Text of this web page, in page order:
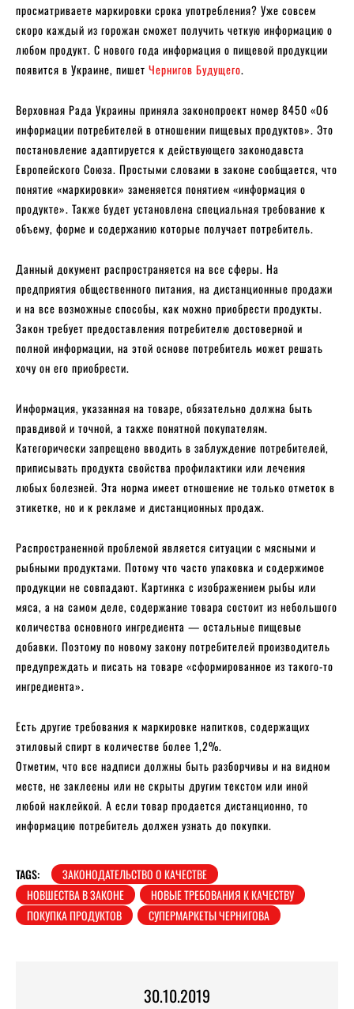
просматриваете маркировки срока употребления? Уже совсем
скоро каждый из горожан сможет получить четкую информацию о
любом продукт. С нового года информация о пищевой продукции
появится в Украине, пишет Чернигов Будущего.
Верховная Рада Украины приняла законопроект номер 8450 «Об
информации потребителей в отношении пищевых продуктов». Это
постановление адаптируется к действующего законодавста
Европейского Союза. Простыми словами в законе сообщается, что
понятие «маркировки» заменяется понятием «информация о
продукте». Также будет установлена ​​специальная требование к
объему, форме и содержанию которые получает потребитель.
Данный документ распространяется на все сферы. На
предприятия общественного питания, на дистанционные продажи
и на все возможные способы, как можно приобрести продукты.
Закон требует предоставления потребителю достоверной и
полной информации, на этой основе потребитель может решать
хочу он его приобрести.
Информация, указанная на товаре, обязательно должна быть
правдивой и точной, а также понятной покупателям.
Категорически запрещено вводить в заблуждение потребителей,
приписывать продукта свойства профилактики или лечения
любых болезней. Эта норма имеет отношение не только отметок в
этикетке, но и к рекламе и дистанционных продаж.
Распространенной проблемой является ситуации с мясными и
рыбными продуктами. Потому что часто упаковка и содержимое
продукции не совпадают. Картинка с изображением рыбы или
мяса, а на самом деле, содержание товара состоит из небольшого
количества основного ингредиента — остальные пищевые
добавки. Поэтому по новому закону потребителей производитель
предупреждать и писать на товаре «сформированное из такого-то
ингредиента».
Есть другие требования к маркировке напитков, содержащих
этиловый спирт в количестве более 1,2%.
Отметим, что все надписи должны быть разборчивы и на видном
месте, не заклеены или не скрыты другим текстом или иной
любой наклейкой. А если товар продается дистанционно, то
информацию потребитель должен узнать до покупки.
TAGS:
ЗАКОНОДАТЕЛЬСТВО О КАЧЕСТВЕ
НОВШЕСТВА В ЗАКОНЕ
НОВЫЕ ТРЕБОВАНИЯ К КАЧЕСТВУ
ПОКУПКА ПРОДУКТОВ
СУПЕРМАРКЕТЫ ЧЕРНИГОВА
30.10.2019